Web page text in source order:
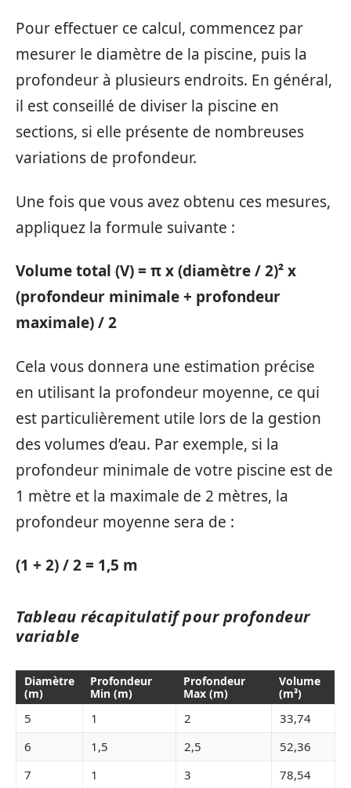
Pour effectuer ce calcul, commencez par
mesurer le diamètre de la piscine, puis la
profondeur à plusieurs endroits. En général,
il est conseillé de diviser la piscine en
sections, si elle présente de nombreuses
variations de profondeur.
Une fois que vous avez obtenu ces mesures,
appliquez la formule suivante :
Volume total (V) = π x (diamètre / 2)² x
(profondeur minimale + profondeur
maximale) / 2
Cela vous donnera une estimation précise
en utilisant la profondeur moyenne, ce qui
est particulièrement utile lors de la gestion
des volumes d’eau. Par exemple, si la
profondeur minimale de votre piscine est de
1 mètre et la maximale de 2 mètres, la
profondeur moyenne sera de :
(1 + 2) / 2 = 1,5 m
Tableau récapitulatif pour profondeur
variable
Diamètre
(m)
Profondeur
Min (m)
Profondeur
Max (m)
Volume
(m³)
5 1 2
33,74
6
1,5 2,5
52,36
7
1 3 78,54